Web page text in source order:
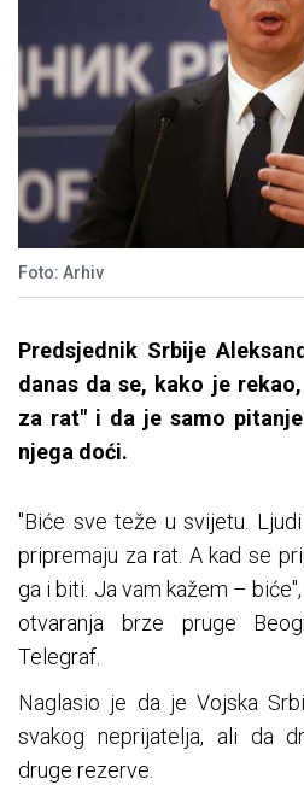
Foto: Arhiv
Predsjednik Srbije
danas da se, kako je
za rat" i da je samo
njega doći.
"Biće sve teže u svijetu.
pripremaju za rat. A kad se
ga i biti. Ja vam kažem –
otvaranja brze pruge
Telegraf.
Naglasio je da je Vojska
svakog neprijatelja, ali da
druge rezerve.